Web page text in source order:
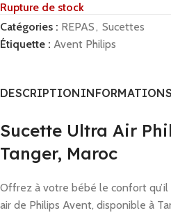
Rupture de stock
Catégories : REPAS, Sucettes
Étiquette : Avent Philips
DESCRIPTION
Sucette Ultra Air
Tanger, Maroc
Offrez à votre bébé le confort
air de Philips Avent, disponible à